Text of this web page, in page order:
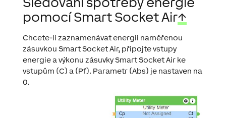
pomocí Smart Socket Air↑
Chcete-li zaznamenávat energii naměřenou
zásuvkou Smart Socket Air, připojte vstupy
energie a výkonu zásuvky Smart Socket Air ke
vstupům (C) a (Pf). Parametr (Abs) je nastaven na
0.